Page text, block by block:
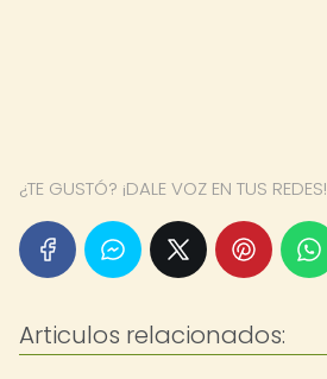
¿TE GUSTÓ? ¡DALE VOZ EN TUS REDES!
Articulos relacionados: